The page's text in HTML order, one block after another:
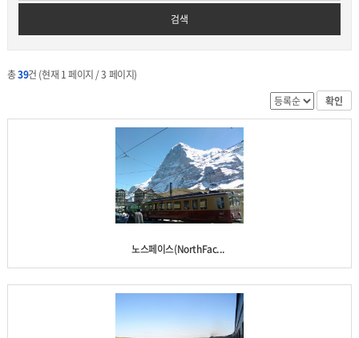
검색
총39건 (현재 1 페이지 / 3 페이지)
확인
노스페이스(NorthFac...